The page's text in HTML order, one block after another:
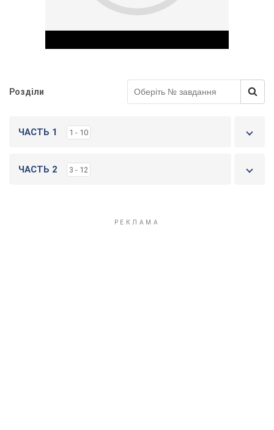
Розділи
ЧАСТЬ 1 1 - 10
ЧАСТЬ 2 3 - 12